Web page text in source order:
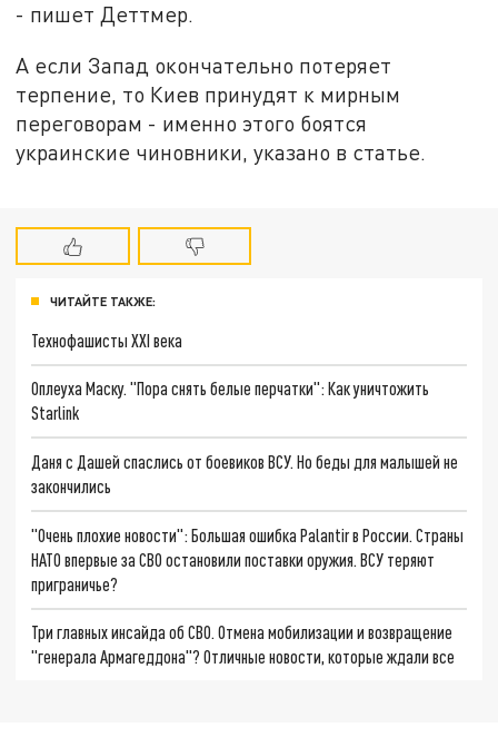
- пишет Деттмер.
А если Запад окончательно потеряет
терпение, то Киев принудят к мирным
переговорам - именно этого боятся
украинские чиновники, указано в статье.
ЧИТАЙТЕ ТАКЖЕ:
Технофашисты XXI века
Оплеуха Маску. "Пора снять белые перчатки": Как уничтожить
Starlink
Даня с Дашей спаслись от боевиков ВСУ. Но беды для малышей не
закончились
"Очень плохие новости": Большая ошибка Palantir в России. Страны
НАТО впервые за СВО остановили поставки оружия. ВСУ теряют
приграничье?
Три главных инсайда об СВО. Отмена мобилизации и возвращение
"генерала Армагеддона"? Отличные новости, которые ждали все